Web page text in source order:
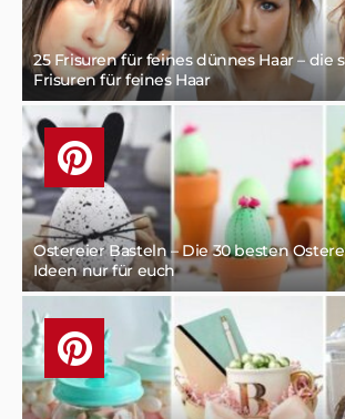
25 Frisuren für feines dünnes Haar – die
Frisuren für feines Haar
Ostereier Basteln – Die 30 besten
Ideen nur für euch